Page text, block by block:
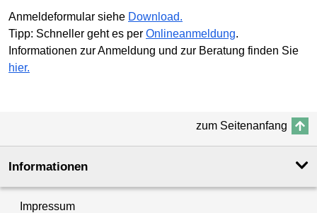
Anmeldeformular siehe Download.
Tipp: Schneller geht es per Onlineanmeldung.
Informationen zur Anmeldung und zur Beratung finden Sie
hier.
zum Seitenanfang
Informationen
Impressum